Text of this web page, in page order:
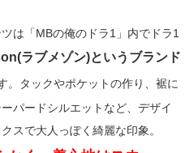
は「MBの俺のドラ1」内でドラ1
ラブメゾン)というブランド
。タックやポケットの作り、裾に
パードシルエットなど、デザイ
スで大人っぽく綺麗な印象。